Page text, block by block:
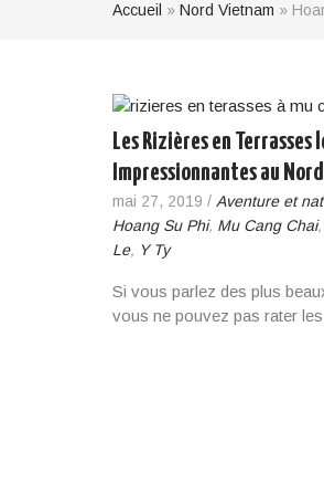
Accueil » Nord Vietnam »
Les Rizières en Terrasses
Impressionnantes au
mai 27, 2019 / Aventure et
Hoang Su Phi, Mu Cang Chai,
Le, Y Ty
Si vous parlez des plus
vous ne pouvez pas rater